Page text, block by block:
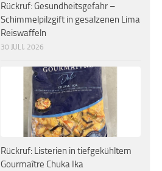
Rückruf: Gesundheitsgefahr –
Schimmelpilzgift in gesalzenen Lima
Reiswaffeln
30 JULI, 2026
Rückruf: Listerien in tiefgekühltem
Gourmaître Chuka Ika